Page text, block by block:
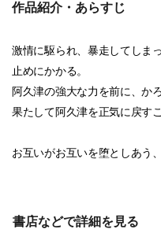
作品紹介・あらすじ
激情に駆られ、暴走してしま
止めにかかる。
阿久津の強大な力を前に、か
果たして阿久津を正気に戻
お互いがお互いを堕としあう
書店などで詳細を見る